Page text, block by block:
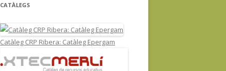
CATÀLEGS
Catàleg CRP Ribera: Catàleg Epergam